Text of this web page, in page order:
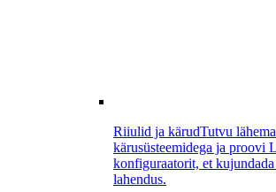
Riiulid ja kärudTutvu
kärusüsteemidega ja proovi
konfiguraatorit, et
lahendus.